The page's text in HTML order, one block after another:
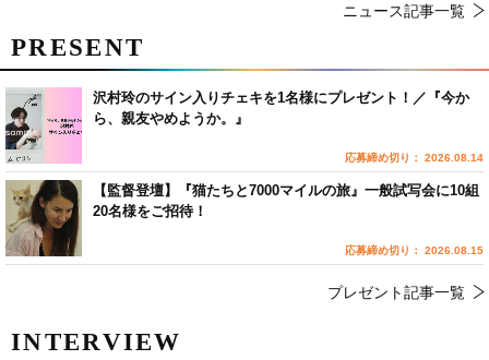
ニュース記事一覧
INTERVIEW
PRESENT
沢村玲のサイン入りチェキを1名様にプレゼント！／『今か
ら、親友やめようか。』
応募締め切り： 2026.08.14
【監督登壇】『猫たちと7000マイルの旅』一般試写会に10組
20名様をご招待！
応募締め切り： 2026.08.15
プレゼント記事一覧